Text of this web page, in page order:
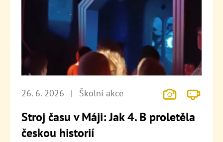
26. 6. 2026 | Školní akce
Stroj času v Máji: Jak 4. B proletěla
českou historií